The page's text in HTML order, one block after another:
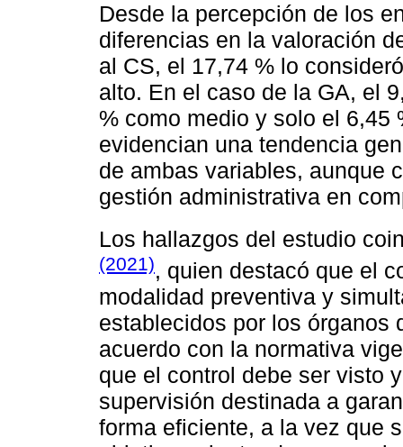
Desde la percepción de los
diferencias en la valoración
al CS, el 17,74 % lo
alto. En el caso de la GA, el
% como medio y solo el 6,45
evidencian una tendencia
de ambas variables, aunque
gestión administrativa en
Los hallazgos del estudio
(2021), quien destacó que el
modalidad preventiva y
establecidos por los órganos
acuerdo con la normativa
que el control debe ser visto
supervisión destinada a
forma eficiente, a la vez que